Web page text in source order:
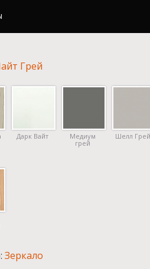
Грей
Дарк Вайт
Медиум
грей
Шелл Грей
Зеркало